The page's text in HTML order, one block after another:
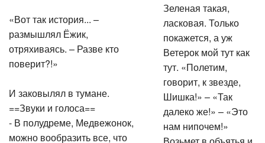
«Вот так история... –
размышлял Ёжик,
отряхиваясь. – Разве кто
поверит?!»
И заковылял в тумане.
==Звуки и голоса==
- В полудреме, Медвежонок,
можно вообразить все, что
Зеленая такая,
ласковая. Только
покажется, а уж
Ветерок мой тут как
тут. «Полетим,
говорит, к звезде,
Шишка!» – «Так
далеко же!» – «Это
нам нипочем!»